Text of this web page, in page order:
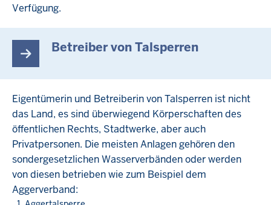
Verfügung.
Betreiber von Talsperren
Eigentümerin und Betreiberin von Talsperren ist nicht
das Land, es sind über­wiegend Körperschaften des
öffentlichen Rechts, Stadtwerke, aber auch
Privatpersonen. Die meisten Anlagen gehören den
sondergesetzlichen Wasserverbänden oder werden
von diesen betrieben wie zum Beispiel dem
Aggerverband: